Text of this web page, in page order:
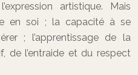
artistique. Mais
en soi ; la capacité à se
; l’apprentissage de la
de l’entraide et du respect